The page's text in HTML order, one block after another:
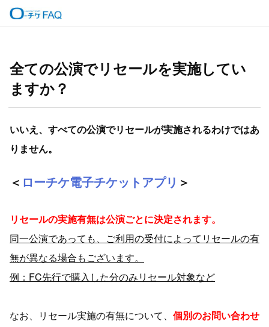
全ての公演でリセールを実施してい
ますか？
いいえ、すべての公演でリセールが実施されるわけではあ
りません。
＜ ローチケ電子チケットアプリ ＞
リセールの実施有無は公演ごとに決定されます。
同一公演であっても、ご利用の受付によってリセールの有
無が異なる場合もございます。
例：FC先行で購入した分のみリセール対象など
なお、リセール実施の有無について、 個別のお問い合わせ